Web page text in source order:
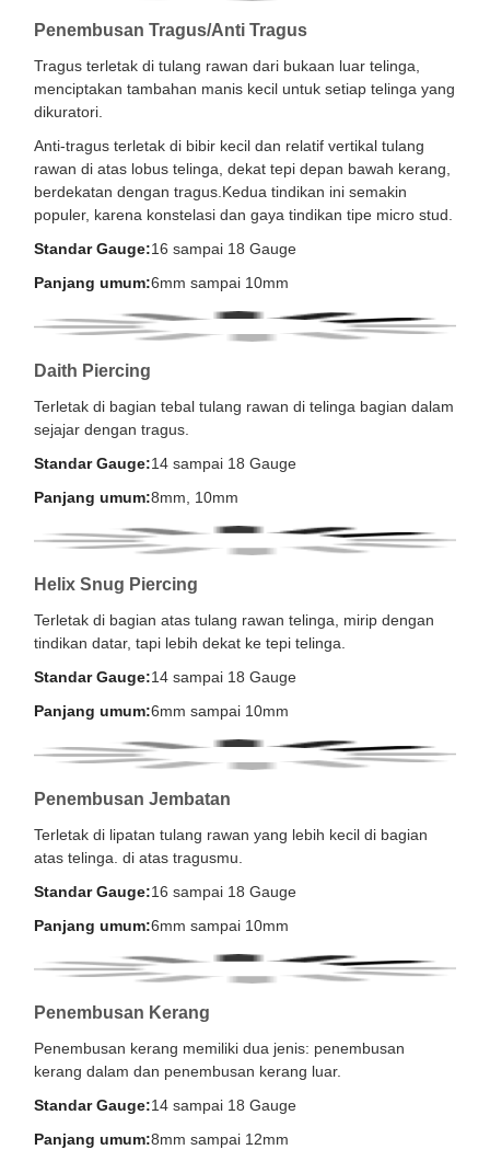
Penembusan Tragus/Anti Tragus
Tragus terletak di tulang rawan dari bukaan luar telinga,
menciptakan tambahan manis kecil untuk setiap telinga yang
dikuratori.
Anti-tragus terletak di bibir kecil dan relatif vertikal tulang
rawan di atas lobus telinga, dekat tepi depan bawah kerang,
berdekatan dengan tragus.Kedua tindikan ini semakin
populer, karena konstelasi dan gaya tindikan tipe micro stud.
Standar Gauge:16 sampai 18 Gauge
Panjang umum:6mm sampai 10mm
Daith Piercing
Terletak di bagian tebal tulang rawan di telinga bagian dalam
sejajar dengan tragus.
Standar Gauge:14 sampai 18 Gauge
Panjang umum:8mm, 10mm
Helix Snug Piercing
Terletak di bagian atas tulang rawan telinga, mirip dengan
tindikan datar, tapi lebih dekat ke tepi telinga.
Standar Gauge:14 sampai 18 Gauge
Panjang umum:6mm sampai 10mm
Penembusan Jembatan
Terletak di lipatan tulang rawan yang lebih kecil di bagian
atas telinga. di atas tragusmu.
Standar Gauge:16 sampai 18 Gauge
Panjang umum:6mm sampai 10mm
Penembusan Kerang
Penembusan kerang memiliki dua jenis: penembusan
kerang dalam dan penembusan kerang luar.
Standar Gauge:14 sampai 18 Gauge
Panjang umum:8mm sampai 12mm